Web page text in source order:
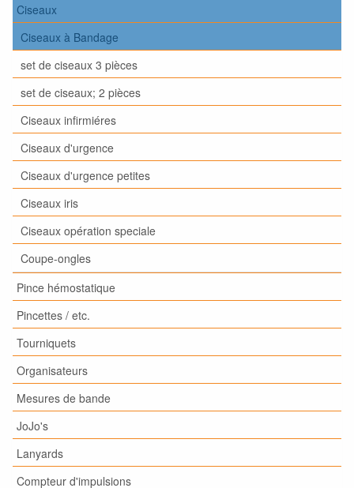
Ciseaux
Ciseaux à Bandage
set de ciseaux 3 pièces
set de ciseaux; 2 pièces
Ciseaux infirmiéres
Ciseaux d'urgence
Ciseaux d'urgence petites
Ciseaux iris
Ciseaux opération speciale
Coupe-ongles
Pince hémostatique
Pincettes / etc.
Tourniquets
Organisateurs
Mesures de bande
JoJo's
Lanyards
Compteur d'impulsions